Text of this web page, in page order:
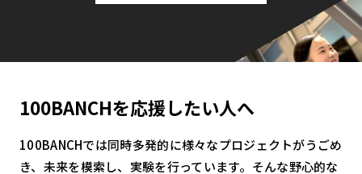
100BANCHを応援したい人へ
100BANCHでは同時多発的に様々なプロジェクトがうごめ
き、未来を模索し、実験を行っています。そんな野心的な